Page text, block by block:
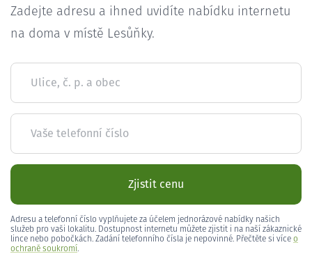
Zadejte adresu a ihned uvidíte nabídku internetu
na doma v místě Lesůňky.
Ulice, č. p. a obec
Vaše telefonní číslo
Zjistit cenu
Adresu a telefonní číslo vyplňujete za účelem jednorázové nabídky našich
služeb pro vaši lokalitu. Dostupnost internetu můžete zjistit i na naší zákaznické
lince nebo pobočkách. Zadání telefonního čísla je nepovinné. Přečtěte si více o
ochraně soukromí.